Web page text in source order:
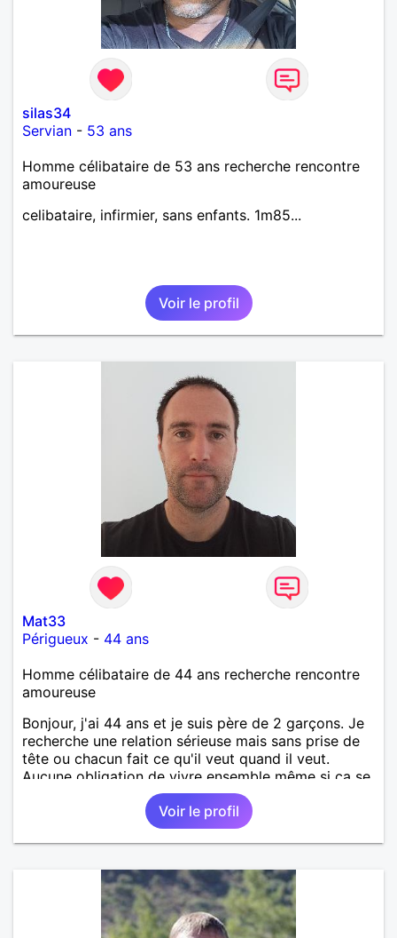
silas34
Servian - 53 ans
Homme célibataire de 53 ans recherche rencontre
amoureuse
celibataire, infirmier, sans enfants. 1m85...
Voir le profil
Mat33
Périgueux - 44 ans
Homme célibataire de 44 ans recherche rencontre
amoureuse
Bonjour, j'ai 44 ans et je suis père de 2 garçons. Je
recherche une relation sérieuse mais sans prise de
tête ou chacun fait ce qu'il veut quand il veut.
Aucune obligation de vivre ensemble même si ça se
Voir le profil